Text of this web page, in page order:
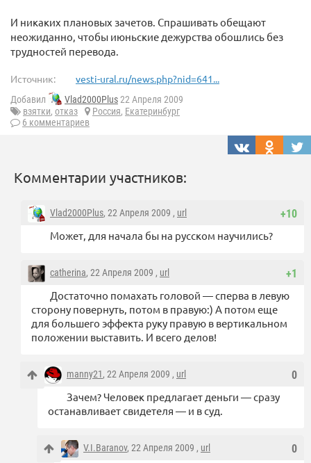
И никаких плановых зачетов. Спрашивать обещают
неожиданно, чтобы июньские дежурства обошлись без
трудностей перевода.
Источник: vesti-ural.ru/news.php?nid=641...
Добавил Vlad2000Plus22 Апреля 2009
взятки, отказ Россия, Екатеринбург
6 комментариев
Комментарии участников:
+10
Vlad2000Plus, 22 Апреля 2009 , url
Может, для начала бы на русском научились?
+1
catherina, 22 Апреля 2009 , url
Достаточно помахать головой — сперва в левую
сторону повернуть, потом в правую:) А потом еще
для большего эффекта руку правую в вертикальном
положении выставить. И всего делов!
0
manny21, 22 Апреля 2009 , url
Зачем? Человек предлагает деньги — сразу
останавливает свидетеля — и в суд.
0
V.I.Baranov, 22 Апреля 2009 , url